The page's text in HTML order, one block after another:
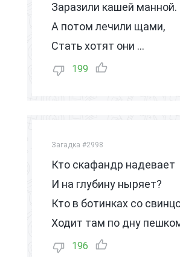
Заразили кашей манной.
А потом лечили щами,
Стать хотят они …
199
Загадка #2998
Кто скафандр надевает
И на глубину ныряет?
Кто в ботинках со
Ходит там по дну
196